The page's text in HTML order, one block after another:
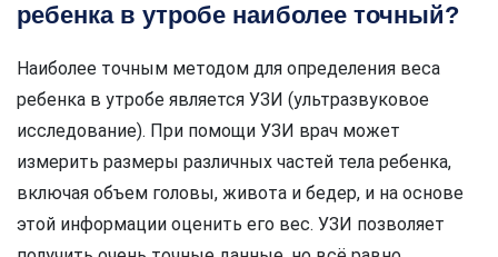
ребенка в утробе наиболее точный?
Наиболее точным методом для определения веса
ребенка в утробе является УЗИ (ультразвуковое
исследование). При помощи УЗИ врач может
измерить размеры различных частей тела ребенка,
включая объем головы, живота и бедер, и на основе
этой информации оценить его вес. УЗИ позволяет